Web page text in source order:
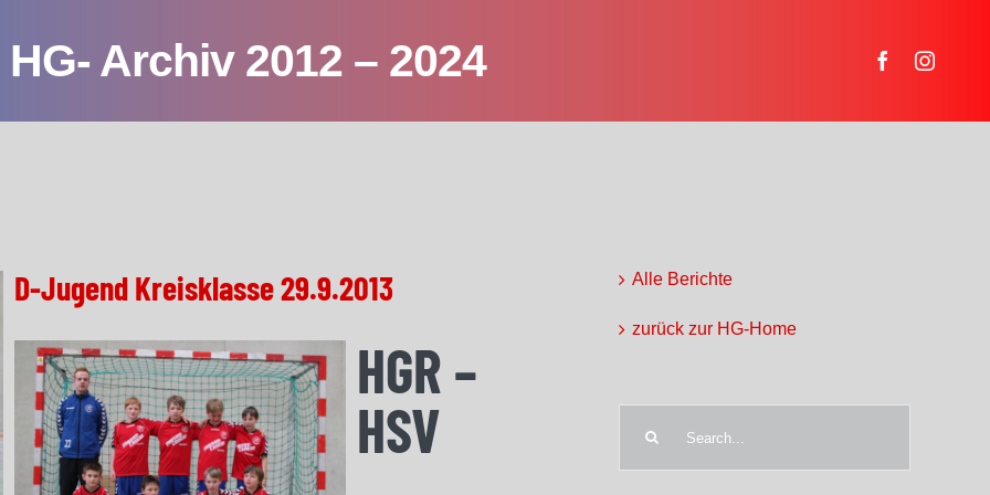
HG- Archiv 2012 – 2024
D-Jugend Kreisklasse 29.9.2013
HGR –
HSV
Alle Berichte
zurück zur HG-Home